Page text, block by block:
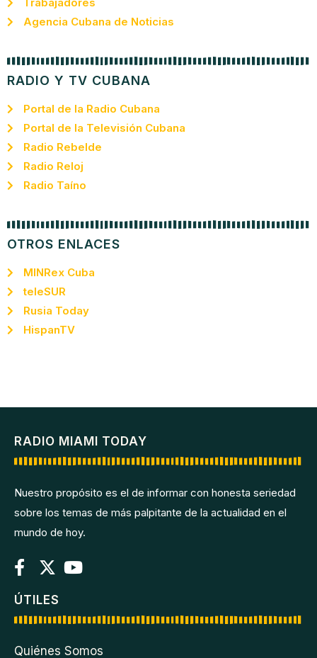
Agencia Cubana de Noticias
RADIO Y TV CUBANA
Portal de la Radio Cubana
Portal de la Televisión Cubana
Radio Rebelde
Radio Reloj
Radio Taíno
OTROS ENLACES
MINRex Cuba
teleSUR
Rusia Today
HispanTV
RADIO MIAMI TODAY
Nuestro propósito es el de informar con honesta seriedad
sobre los temas de más palpitante de la actualidad en el
mundo de hoy.
ÚTILES
Quiénes Somos